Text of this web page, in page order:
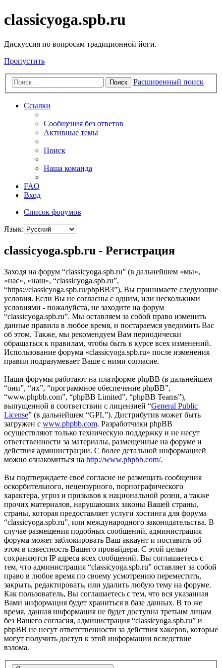
classicyoga.spb.ru
Дискуссия по вопросам традиционной йоги.
Пропустить
Поиск Расширенный поиск
Ссылки
Сообщения без ответов
Активные темы
Поиск
Наша команда
FAQ
Вход
Список форумов
Язык:
classicyoga.spb.ru - Регистрация
Заходя на форум “classicyoga.spb.ru” (в дальнейшем «мы»,
«нас», «наш», “classicyoga.spb.ru”,
“https://classicyoga.spb.ru/phpBB3”), Вы принимаете следующие
условия. Если Вы не согласны с одним, или несколькими
условиями - пожалуйста, не заходите на форум
“classicyoga.spb.ru”. Мы оставляем за собой право изменить
данные правила в любое время, и постараемся уведомить Вас
об этом. Также, мы рекомендуем Вам периодически
обращаться к правилам, чтобы быть в курсе всех изменений.
Использование форума «classicyoga.spb.ru» после изменения
правил подразумевает Ваше с ними согласие.
Наши форумы работают на платформе phpBB (в дальнейшем
“они”, “их”, “программное обеспечение phpBB”,
“www.phpbb.com”, “phpBB Limited”, “phpBB Teams”),
выпущенной в соответствии с лицензией “General Public
License” (в дальнейшем “GPL”). Дистрибутив может быть
загружен с www.phpbb.com. Разработчики phpBB
осуществляют только техническую поддержку и не несут
ответственности за материалы, размещенные на форуме и
действия администрации. С более детальной информацией
можно ознакомиться на http://www.phpbb.com/.
Вы подтверждаете своё согласие не размещать сообщения
оскорбительного, нецензурного, порнографического
характера, угроз и призывов к национальной розни, а также
прочих материалов, нарушаюших законы Вашей страны,
страны, которая предоставляет услуги хостинга для форума
“classicyoga.spb.ru”, или международного законодательства. В
случае размещения подобных сообщений, администрация
форума может заблокировать Ваш аккаунт и поставить об
этом в известность Вашего провайдера. С этой целью
сохраняются IP адреса всех сообщений. Вы соглашаетесь с
тем, что администрация “classicyoga.spb.ru” оставляет за собой
право в любое время по своему усмотрению переместить,
закрыть, редактировать, или удалить любую тему на форуме.
Как пользователь, Вы соглашаетесь с тем, что вся указанная
Вами информация будет храниться в базе данных. В то же
время, данная информация не будет доступна третьим лицам
без Вашего согласия, администрация “classicyoga.spb.ru” и
phpBB не несут ответственности за действия хакеров, которые
могут получить доступ к этой информации вследствие
взлома.